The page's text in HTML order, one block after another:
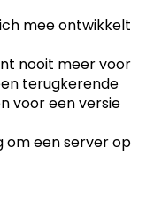
mee ontwikkelt
nooit meer voor
terugkerende
voor een versie
om een server op